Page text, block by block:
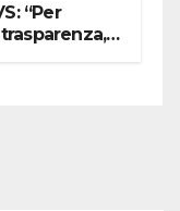
“Per